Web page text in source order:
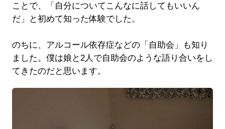
ことで、「自分についてこんなに話してもいいん
だ」と初めて知った体験でした。
のちに、アルコール依存症などの「自助会」も知り
ました。僕は娘と2人で自助会のような語り合いをし
てきたのだと思います。